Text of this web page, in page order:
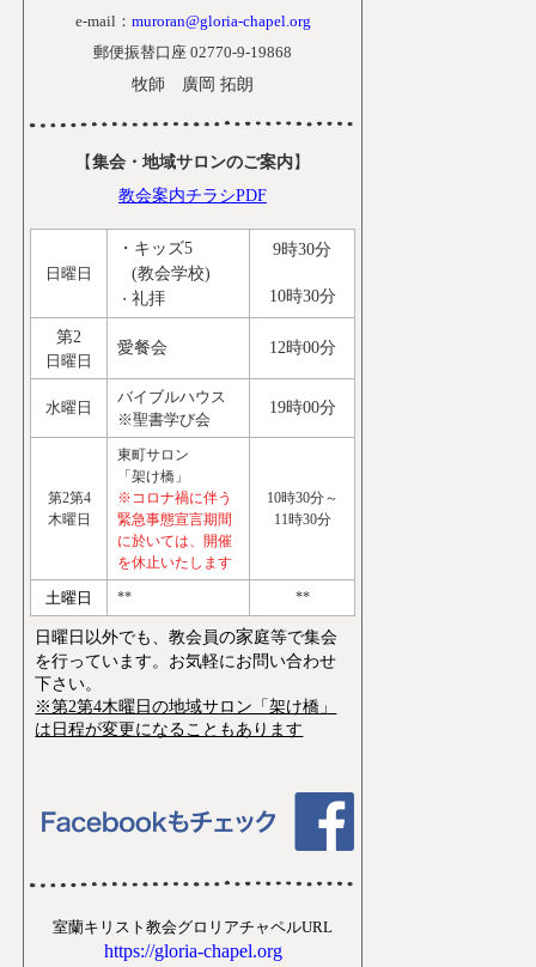
e-mail： muroran@gloria-chapel.org
郵便振替口座 02770-9-19868
牧師 廣岡 拓朗
【集会・地域サロンのご案内 】
教会案内チラシPDF
日曜日
・ キッズ5
(教会学校)
・ 礼拝
9時30分
10時30分
第2
日曜日
愛餐会 12時00分
水曜日
バイブルハウス
※聖書学び会
19時00分
第2第4
木曜日
東町サロン
「架け橋」
※コロナ禍に伴う
緊急事態宣言期間
に於いては、開催
を休止いたします
10時30分～
11時30分
土曜日 ** **
日曜日以外でも、教会員の家庭等で集会
を行っています。お気軽にお問い合わせ
下さい。
※第2第4木曜日の地域サロン「架け橋」
は日程が変更になることもあります
室蘭キリスト教会グロリアチャペルURL
https://gloria-chapel.org